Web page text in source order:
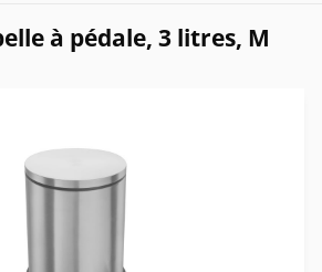
à pédale, 3 litres, M